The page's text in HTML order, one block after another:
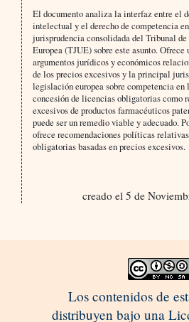
El documento analiza la interfaz entre el
intelectual y el derecho de competencia
jurisprudencia consolidada del Tribunal
Europea (TJUE) sobre este asunto.
argumentos jurídicos y económicos
de los precios excesivos y la principal
legislación europea sobre competencia
concesión de licencias obligatorias como
excesivos de productos farmacéuticos
puede ser un remedio viable y adecuado.
ofrece recomendaciones políticas
obligatorias basadas en precios excesivos.
creado el 5 de
Los contenidos de
distribuyen bajo una